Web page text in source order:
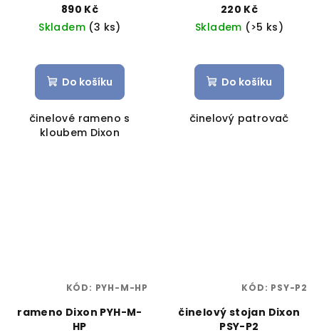
890 Kč
Skladem (3 ks)
Do košíku
činelové rameno s
kloubem Dixon
220 Kč
Skladem (>5 ks)
Do košíku
činelový patrovač
rameno Dixon PYH-M-
HP
KÓD: PYH-M-HP
činelový stojan Dixon
PSY-P2
KÓD: PSY-P2